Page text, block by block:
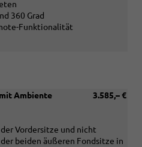
360 Grad
Funktionalität
3.585,– €
Ambiente
Vordersitze und nicht
beiden äußeren Fondsitze in